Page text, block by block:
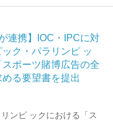
連携】IOC・IPCに対
ック・パラリンピ ッ
スポーツ賭博広告の全
る要望書を提出
ンピ ックにおける「ス